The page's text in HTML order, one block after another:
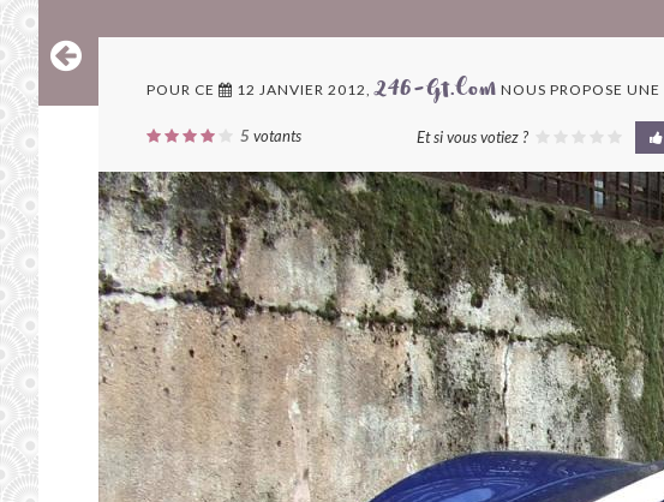
POUR CE 12 JANVIER 2012,246-Gt.com NOUS PROPOSE UNE
5 votants Et si vous votiez ?